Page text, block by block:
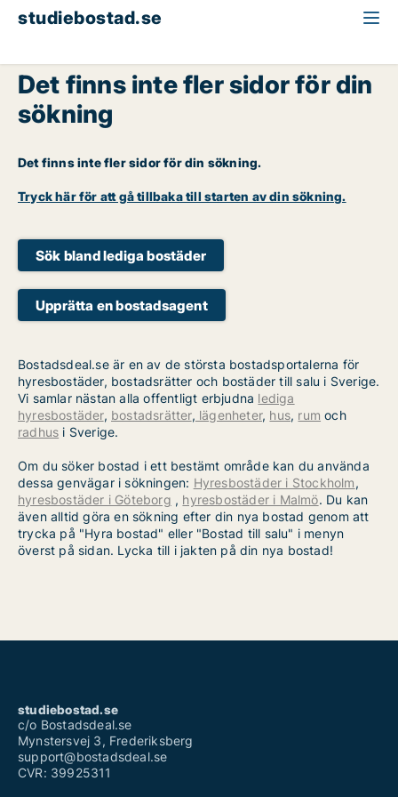
studiebostad.se
Det finns inte fler sidor för din
sökning
Det finns inte fler sidor för din sökning.
Tryck här för att gå tillbaka till starten av din sökning.
Sök bland lediga bostäder
Upprätta en bostadsagent
Bostadsdeal.se är en av de största bostadsportalerna för
hyresbostäder, bostadsrätter och bostäder till salu i Sverige.
Vi samlar nästan alla offentligt erbjudna lediga
hyresbostäder, bostadsrätter, lägenheter, hus, rum och
radhus i Sverige.
Om du söker bostad i ett bestämt område kan du använda
dessa genvägar i sökningen: Hyresbostäder i Stockholm,
hyresbostäder i Göteborg , hyresbostäder i Malmö. Du kan
även alltid göra en sökning efter din nya bostad genom att
trycka på "Hyra bostad" eller "Bostad till salu" i menyn
överst på sidan. Lycka till i jakten på din nya bostad!
studiebostad.se
c/o Bostadsdeal.se
Mynstersvej 3, Frederiksberg
support@bostadsdeal.se
CVR: 39925311